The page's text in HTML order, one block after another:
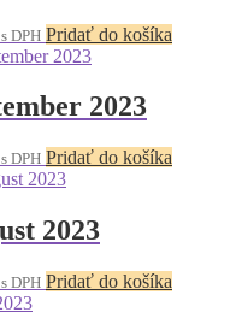
s DPH Pridať do košíka
2023
s DPH Pridať do košíka
2023
s DPH Pridať do košíka